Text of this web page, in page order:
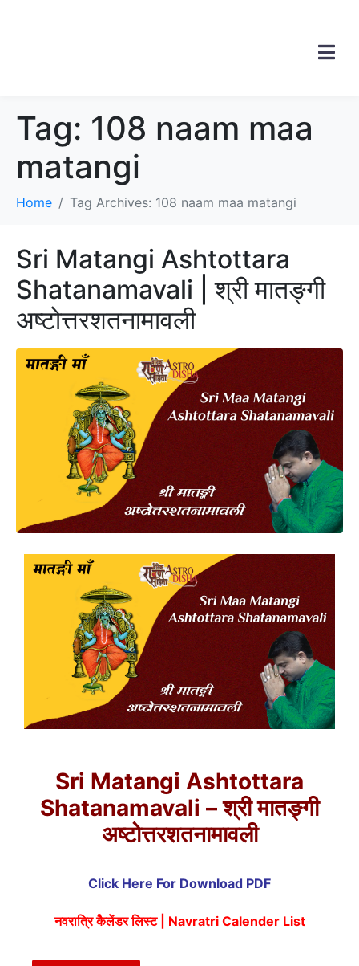
Tag: 108 naam maa
matangi
Home Tag Archives: 108 naam maa matangi
Sri Matangi Ashtottara
Shatanamavali | श्री मातङ्गी
अष्टोत्तरशतनामावली
Sri Matangi Ashtottara
Shatanamavali – श्री मातङ्गी
अष्टोत्तरशतनामावली
Click Here For Download PDF
नवरात्रि कैेलेंडर लिस्ट | Navratri Calender List